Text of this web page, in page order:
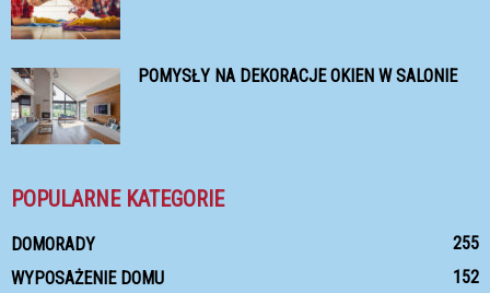
POMYSŁY NA DEKORACJE OKIEN W SALONIE
POPULARNE KATEGORIE
DOMORADY
255
WYPOSAŻENIE DOMU
152